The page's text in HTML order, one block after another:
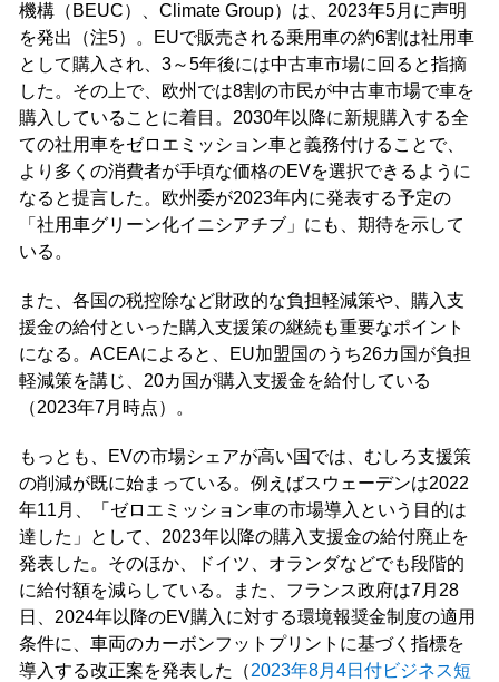
機構（BEUC）、Climate Group）は、2023年5月に声明
を発出（注5）。EUで販売される乗用車の約6割は社用車
として購入され、3～5年後には中古車市場に回ると指摘
した。その上で、欧州では8割の市民が中古車市場で車を
購入していることに着目。2030年以降に新規購入する全
ての社用車をゼロエミッション車と義務付けることで、
より多くの消費者が手頃な価格のEVを選択できるように
なると提言した。欧州委が2023年内に発表する予定の
「社用車グリーン化イニシアチブ」にも、期待を示して
いる。
また、各国の税控除など財政的な負担軽減策や、購入支
援金の給付といった購入支援策の継続も重要なポイント
になる。ACEAによると、EU加盟国のうち26カ国が負担
軽減策を講じ、20カ国が購入支援金を給付している
（2023年7月時点）。
もっとも、EVの市場シェアが高い国では、むしろ支援策
の削減が既に始まっている。例えばスウェーデンは2022
年11月、「ゼロエミッション車の市場導入という目的は
達した」として、2023年以降の購入支援金の給付廃止を
発表した。そのほか、ドイツ、オランダなどでも段階的
に給付額を減らしている。また、フランス政府は7月28
日、2024年以降のEV購入に対する環境報奨金制度の適用
条件に、車両のカーボンフットプリントに基づく指標を
導入する改正案を発表した（2023年8月4日付ビジネス短